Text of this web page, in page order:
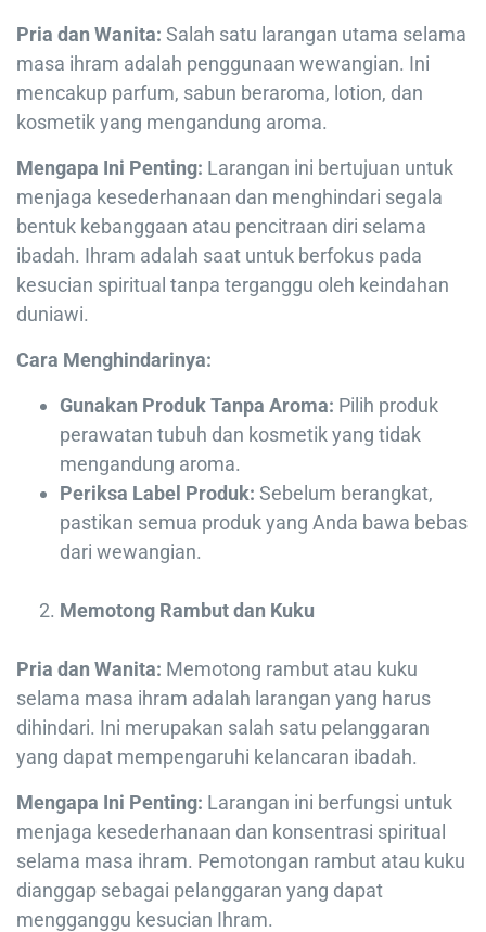
Pria dan Wanita: Salah satu larangan utama selama
masa ihram adalah penggunaan wewangian. Ini
mencakup parfum, sabun beraroma, lotion, dan
kosmetik yang mengandung aroma.
Mengapa Ini Penting: Larangan ini bertujuan untuk
menjaga kesederhanaan dan menghindari segala
bentuk kebanggaan atau pencitraan diri selama
ibadah. Ihram adalah saat untuk berfokus pada
kesucian spiritual tanpa terganggu oleh keindahan
duniawi.
Cara Menghindarinya:
Gunakan Produk Tanpa Aroma: Pilih produk
perawatan tubuh dan kosmetik yang tidak
mengandung aroma.
Periksa Label Produk: Sebelum berangkat,
pastikan semua produk yang Anda bawa bebas
dari wewangian.
Memotong Rambut dan Kuku
Pria dan Wanita: Memotong rambut atau kuku
selama masa ihram adalah larangan yang harus
dihindari. Ini merupakan salah satu pelanggaran
yang dapat mempengaruhi kelancaran ibadah.
Mengapa Ini Penting: Larangan ini berfungsi untuk
menjaga kesederhanaan dan konsentrasi spiritual
selama masa ihram. Pemotongan rambut atau kuku
dianggap sebagai pelanggaran yang dapat
mengganggu kesucian Ihram.